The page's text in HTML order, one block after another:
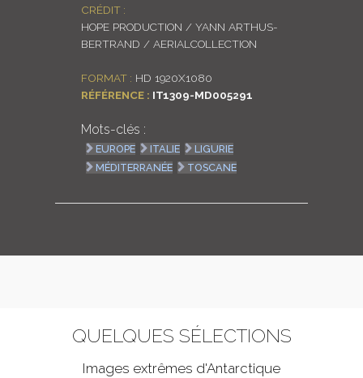
CRÉDIT :
HOPE PRODUCTION / YANN ARTHUS-
BERTRAND / AERIALCOLLECTION
FORMAT : HD 1920X1080
RÉFÉRENCE : IT1309-MD005291
Mots-clés :
EUROPE ITALIE
LIGURIE
MÉDITERRANÉE
TOSCANE
QUELQUES SÉLECTIONS
Images extrêmes d'Antarctique